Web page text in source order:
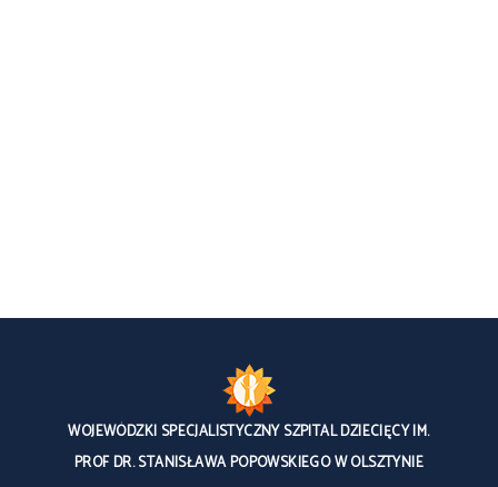
WOJEWÓDZKI SPECJALISTYCZNY SZPITAL DZIECIĘCY IM.
PROF DR. STANISŁAWA POPOWSKIEGO W OLSZTYNIE